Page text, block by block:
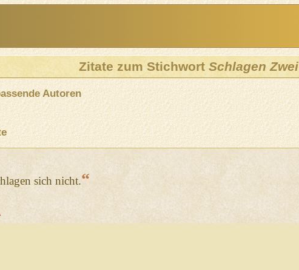
Zitate zum StichwortSchlagen Zwei
Autoren
sich nicht.“